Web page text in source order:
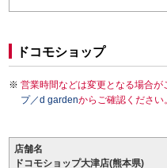
ドコモショップ
営業時間などは変更となる場合が
プ／d gardenからご確認ください。
店舗名
ドコモショップ大津店(熊本県)